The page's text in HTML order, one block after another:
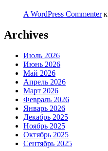
A WordPress Commenterк
Archives
Июль 2026
Июнь 2026
Май 2026
Апрель 2026
Март 2026
Февраль 2026
Январь 2026
Декабрь 2025
Ноябрь 2025
Октябрь 2025
Сентябрь 2025